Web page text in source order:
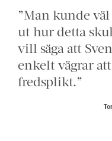
”Man kunde
ut hur detta
vill säga att
enkelt vägrar
fredsplikt.”